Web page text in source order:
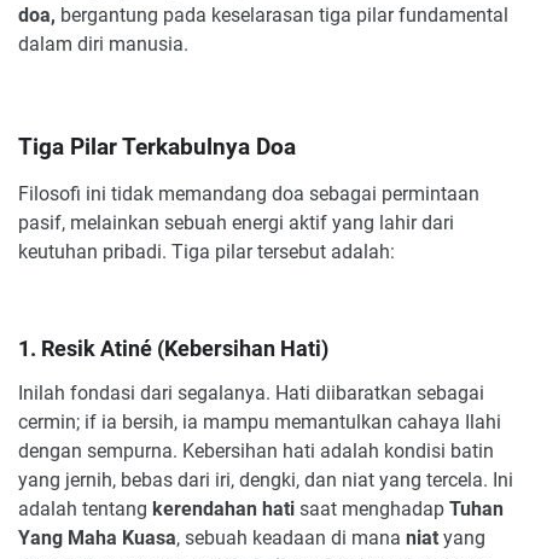
doa, bergantung pada keselarasan tiga pilar fundamental
dalam diri manusia.
Tiga Pilar Terkabulnya Doa
Filosofi ini tidak memandang doa sebagai permintaan
pasif, melainkan sebuah energi aktif yang lahir dari
keutuhan pribadi. Tiga pilar tersebut adalah:
1. Resik Atiné (Kebersihan Hati)
Inilah fondasi dari segalanya. Hati diibaratkan sebagai
cermin; if ia bersih, ia mampu memantulkan cahaya Ilahi
dengan sempurna. Kebersihan hati adalah kondisi batin
yang jernih, bebas dari iri, dengki, dan niat yang tercela. Ini
adalah tentang kerendahan hati saat menghadap Tuhan
Yang Maha Kuasa, sebuah keadaan di mana niat yang